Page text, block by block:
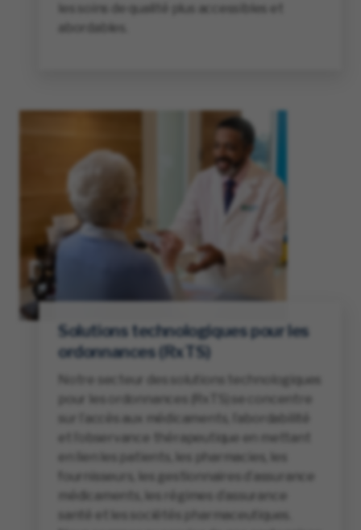
les soins de qualité plus accessibles et
Solutions technologiques pour les
ordonnances (RxTS)
Notre secteur des solutions technologiques
sur l’accès aux médicaments, l’abordabilité
et l’observance thérapeutique en mettant
en lien les patients, les pharmacies, les
médicaments, les régimes d’assurance
santé et les sociétés pharmaceutiques.